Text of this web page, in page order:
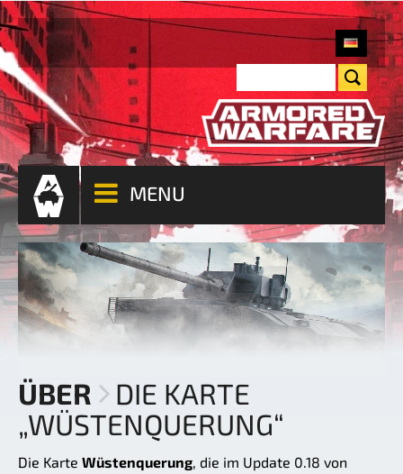
MENU
ÜBER
DIE KARTE
„WÜSTENQUERUNG“
Die Karte Wüstenquerung, die im Update 0.18 von